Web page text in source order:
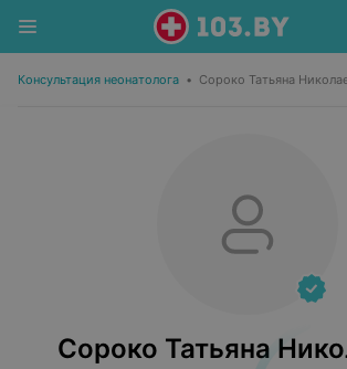
Консультация неонатолога • Сороко Татьяна
Сороко Татьяна